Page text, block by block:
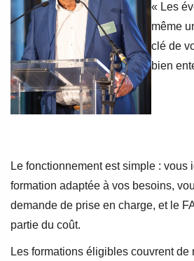
« Les
même
clé de
bien
Le fonctionnement est simple : vous
formation adaptée à vos besoins,
demande de prise en charge, et le
partie du coût.
Les formations éligibles couvrent de